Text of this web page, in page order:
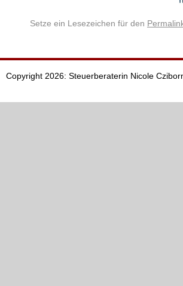
Setze ein Lesezeichen für den
Copyright 2026: Steuerberaterin Nicole